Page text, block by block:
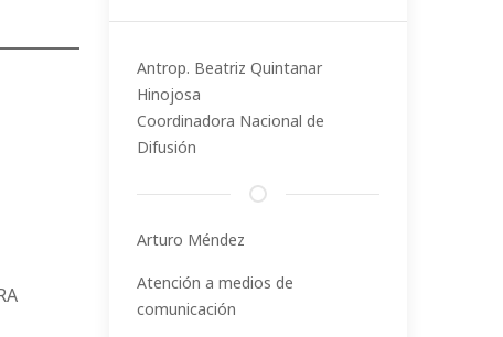
Antrop. Beatriz Quintanar
Hinojosa
Coordinadora Nacional de
Difusión
Arturo Méndez
Atención a medios de
comunicación